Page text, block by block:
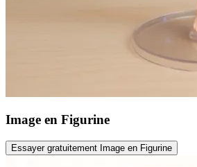
Image en Figurine
Essayer gratuitement Image en Figurine